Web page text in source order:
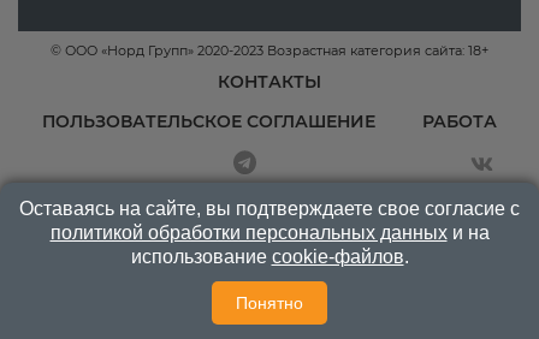
© ООО «Норд Групп» 2020-2023 Возрастная категория сайта: 18+
КОНТАКТЫ
ПОЛЬЗОВАТЕЛЬСКОЕ СОГЛАШЕНИЕ
РАБОТА
Оставаясь на сайте, вы подтверждаете свое согласие с
политикой обработки персональных данныхи на
использование cookie-файлов.
Понятно